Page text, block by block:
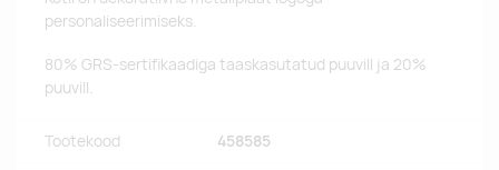
personaliseerimiseks.
80% GRS-sertifikaadiga taaskasutatud puuvill ja 20%
puuvill.
Tootekood 458585